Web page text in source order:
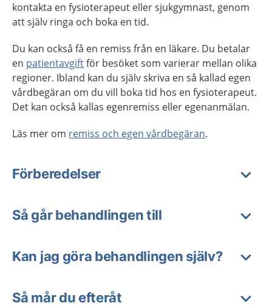
kontakta en fysioterapeut eller sjukgymnast, genom
att själv ringa och boka en tid.
Du kan också få en remiss från en läkare. Du betalar
en patientavgiftför besöket som varierar mellan olika
regioner. Ibland kan du själv skriva en så kallad egen
vårdbegäran om du vill boka tid hos en fysioterapeut.
Det kan också kallas egenremiss eller egenanmälan.
Läs mer om remiss och egen vårdbegäran.
Förberedelser
Så går behandlingen till
Kan jag göra behandlingen själv?
Så mår du efteråt